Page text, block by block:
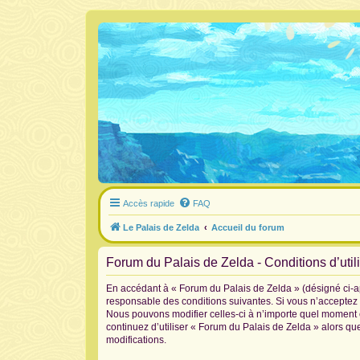
Accès rapide FAQ
Le Palais de Zelda Accueil du forum
Forum du Palais de Zelda - Conditions
En accédant à « Forum du Palais de Zelda » (désigné
responsable des conditions suivantes. Si vous
Nous pouvons modifier celles-ci à n’importe quel
continuez d’utiliser « Forum du Palais de Zelda » alors
modifications.